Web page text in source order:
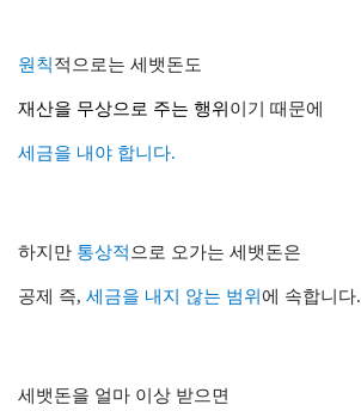
원칙적으로는 세뱃돈도
재산을 무상으로 주는 행위 이기 때문에
세금을 내야 합니다.
하지만 통상적으로 오가는 세뱃돈은
공제 즉, 세금을 내지 않는 범위 에 속합니다.
세뱃돈을 얼마 이상 받으면